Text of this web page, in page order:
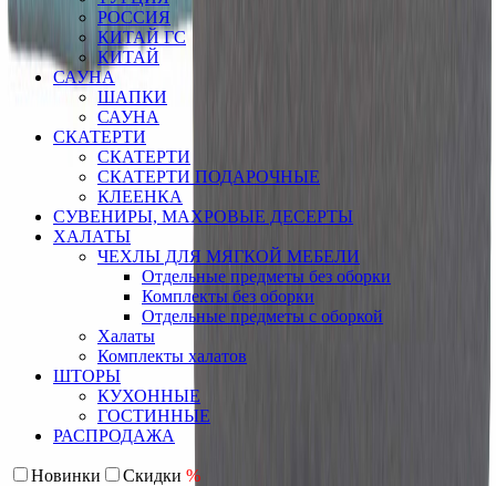
РОССИЯ
КИТАЙ ГС
КИТАЙ
САУНА
ШАПКИ
САУНА
СКАТЕРТИ
СКАТЕРТИ
СКАТЕРТИ ПОДАРОЧНЫЕ
КЛЕЕНКА
СУВЕНИРЫ, МАХРОВЫЕ ДЕСЕРТЫ
ХАЛАТЫ
ЧЕХЛЫ ДЛЯ МЯГКОЙ МЕБЕЛИ
Отдельные предметы без оборки
Комплекты без оборки
Отдельные предметы с оборкой
Халаты
Комплекты халатов
ШТОРЫ
КУХОННЫЕ
ГОСТИННЫЕ
РАСПРОДАЖА
Новинки Скидки %